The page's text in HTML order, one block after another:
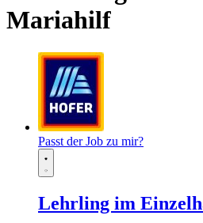
Mariahilf
Passt der Job zu mir?
Lehrling im